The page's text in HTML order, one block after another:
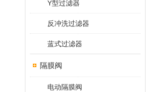
Y型过滤器
反冲洗过滤器
蓝式过滤器
隔膜阀
电动隔膜阀